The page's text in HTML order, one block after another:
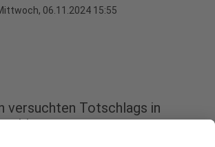
06.11.2024 15:55
versuchten Totschlags in